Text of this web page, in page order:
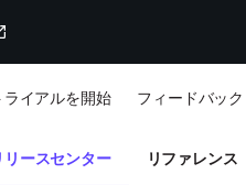
ライアルを開始 フィードバック
リースセンター リファレンス